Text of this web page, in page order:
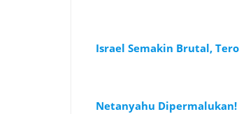
Israel Semakin Brutal,
Netanyahu Dipermalukan!